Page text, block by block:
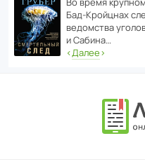
Бад‑Крой­цнах
ведомства
и Сабина…
‹Далее›